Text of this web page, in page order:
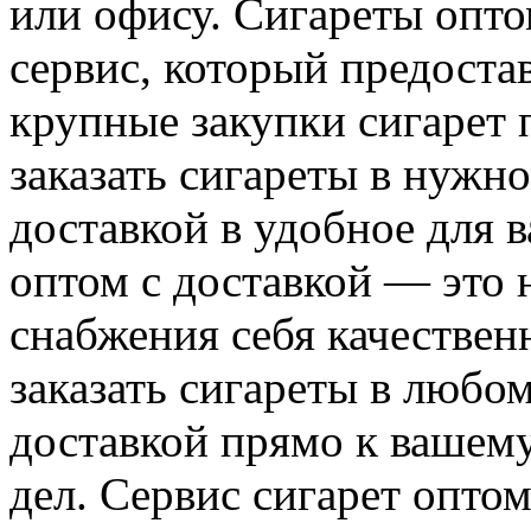
или офису. Сигареты
сервис, который
крупные закупки
заказать сигареты в
доставкой в удобное для
оптом с доставкой —
снабжения себя
заказать сигареты в
доставкой прямо к
дел. Сервис сигарет